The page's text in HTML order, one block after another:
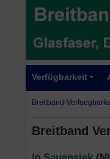
Verfügbarkeit
Breitband-
Breitband